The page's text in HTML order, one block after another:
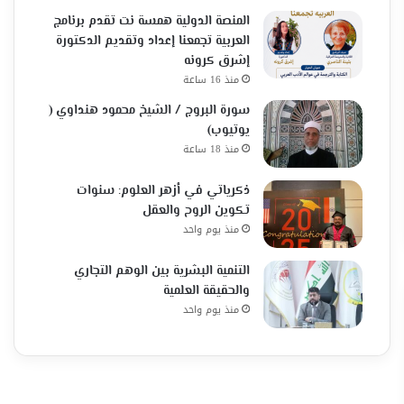
المنصة الدولية همسة نت تقدم برنامج
العربية تجمعنا إعداد وتقديم الدكتورة
إشرق كرونه
منذ 16 ساعة
سورة البروج / الشيخ محمود هنداوي (
يوتيوب)
منذ 18 ساعة
ذكرياتي في أزهر العلوم: سنوات
تكوين الروح والعقل
منذ يوم واحد
التنمية البشرية بين الوهم التجاري
والحقيقة العلمية
منذ يوم واحد